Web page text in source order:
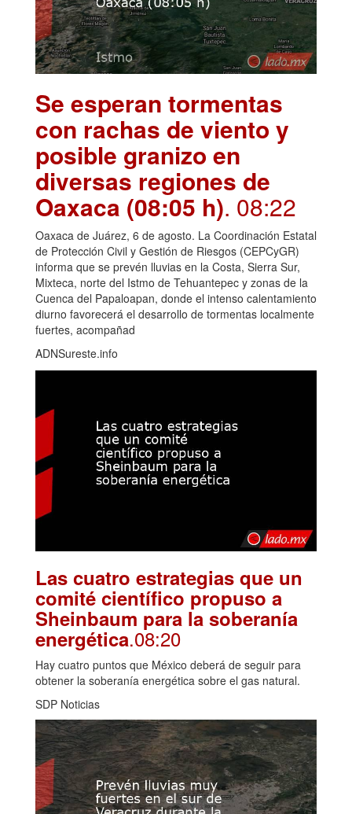
Se esperan tormentas
con rachas de viento y
posible granizo en
diversas regiones de
Oaxaca (08:05 h). 08:22
Oaxaca de Juárez, 6 de agosto. La Coordinación Estatal
de Protección Civil y Gestión de Riesgos (CEPCyGR)
informa que se prevén lluvias en la Costa, Sierra Sur,
Mixteca, norte del Istmo de Tehuantepec y zonas de la
Cuenca del Papaloapan, donde el intenso calentamiento
diurno favorecerá el desarrollo de tormentas localmente
fuertes, acompañad
ADNSureste.info
Las cuatro estrategias que un
comité científico propuso a
Sheinbaum para la soberanía
energética.08:20
Hay cuatro puntos que México deberá de seguir para
obtener la soberanía energética sobre el gas natural.
SDP Noticias